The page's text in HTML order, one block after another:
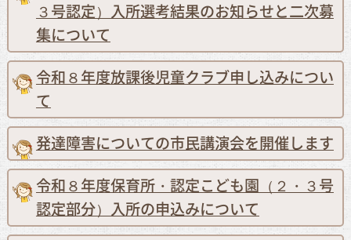
３号認定）入所選考結果のお知らせと二次募
集について
令和８年度放課後児童クラブ申し込みについ
て
発達障害についての市民講演会を開催します
令和８年度保育所・認定こども園（２・３号
認定部分）入所の申込みについて